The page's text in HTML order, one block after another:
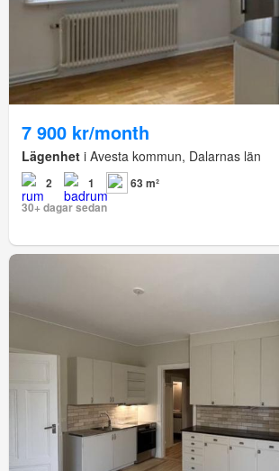
7 900 kr/month
Lägenhet i Avesta kommun, Dalarnas län
2 1
63 m²
30+ dagar sedan